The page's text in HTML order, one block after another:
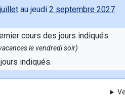
au jeudi 2 septembre 2027
cours des jours indiqués.
le vendredi soir)
indiqués.